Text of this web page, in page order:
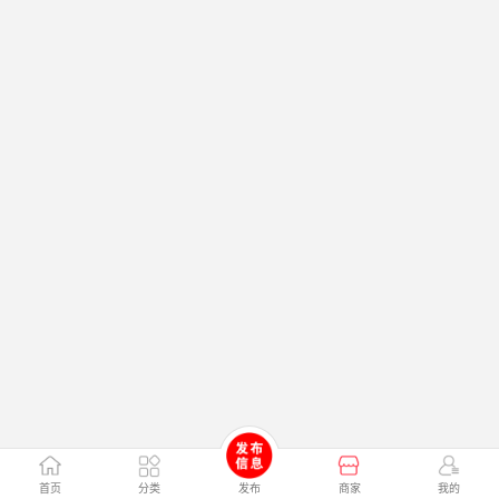
首页 分类 发布 商家 我的